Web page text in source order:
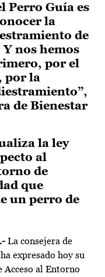
Perro Guía es
la
de
nos hemos
por el
por la
de Bienestar
la ley
al
de
que
un perro de
La consejera de
expresado hoy su
Acceso al Entorno